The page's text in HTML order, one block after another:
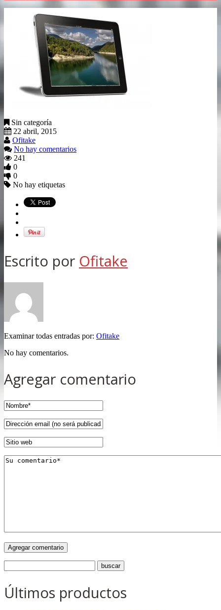
Sin categoría
22 abril, 2015
Ofitake
No hay comentarios
241
0
0
No hay etiquetas
Escrito por Ofitake
Examinar todas entradas por: Ofitake
No hay comentarios.
Agregar comentario
Últimos productos